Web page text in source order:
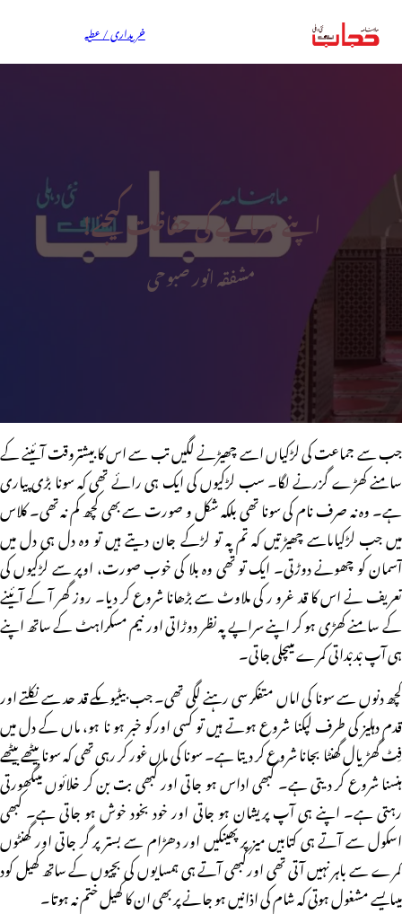
خریداری / عطیہ
اپنے سرمایے کی حفاظت کیجئے!
مشفقہ انور صبوحی
جب سے جماعت کی لڑکیاں اسے چھیڑنے لگیں تب سے اس کا بیشتروقت آئینے کے
سامنے کھڑے گزرنے لگا۔ سب لڑکیوں کی ایک ہی رائے تھی کہ سونا بڑی پیاری
ہے۔ وہ نہ صرف نام کی سونا تھی بلکہ شکل و صورت سے بھی کچھ کم نہ تھی۔ کلاس
میں جب لڑکیاںاسے چھیڑتیں کہ تم پہ تو لڑکے جان دیتے ہیں تو وہ دل ہی دل میں
آسمان کو چھونے دوڑتی۔ ایک تو تھی وہ بلا کی خوب صورت، اوپر سے لڑکیوں کی
تعریف نے اس کا قد غرو ر کی ملاوٹ سے بڑھانا شروع کر دیا۔ روز گھر آ کے آئینے
کے سامنے کھڑی ہو کر اپنے سراپے پہ نظر دوڑاتی اور نیم مسکراہٹ کے ساتھ اپنے
ہی آپ بْدبْداتی کمرے میںچلی جاتی۔
کچھ دنوں سے سونا کی اماں متفکر سی رہنے لگی تھی۔ جب بیٹیوںکے قد حد سے نکلتے اور
قدم دہلیز کی طرف لپکنا شروع ہوتے ہیں تو کسی اورکو خبر ہو نا ہو، ماں کے دل میں
فِٹ گھڑیال گھنٹا بجانا شروع کر دیتا ہے۔ سونا کی ماں غور کر رہی تھی کہ سونا بیٹھے بیٹھے
ہنسنا شروع کر دیتی ہے۔ کبھی اداس ہو جاتی اور کبھی بت بن کر خلائوں میںگھورتی
رہتی ہے۔ اپنے ہی آپ پریشان ہو جاتی اور خود بخود خوش ہو جاتی ہے۔ کبھی
اسکول سے آتے ہی کتابیں میز پر پھینکیں اور دھڑام سے بستر پر گر جاتی اور گھنٹوں
کمرے سے باہر نہیں آتی تھی اورکبھی آتے ہی ہمسایوں کی بچیوں کے ساتھ کھیل کود
میںایسے مشغول ہوتی کہ شام کی اذانیں ہو جانے پر بھی ان کا کھیل ختم نہ ہوتا۔